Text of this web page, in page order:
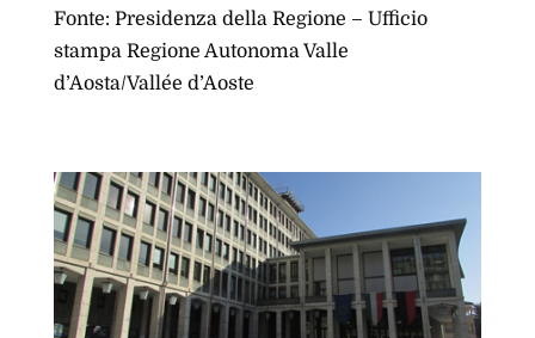
Fonte: Presidenza della Regione – Ufficio
stampa Regione Autonoma Valle
d’Aosta/Vallée d’Aoste